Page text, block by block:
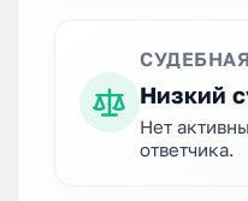
Низкий
Нет
ответчика.